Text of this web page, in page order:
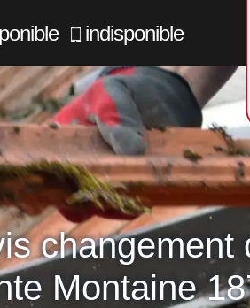
indisponible
changement
Montaine